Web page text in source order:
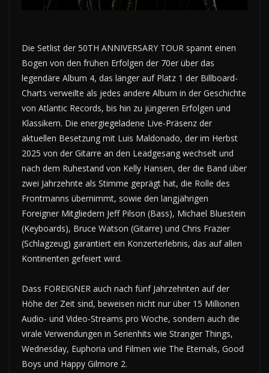
Die Setlist der 50TH ANNIVERSARY TOUR spannt einen
Bogen von den frühen Erfolgen der 70er über das
legendäre Album 4, das länger auf Platz 1 der Billboard-
Charts verweilte als jedes andere Album in der Geschichte
von Atlantic Records, bis hin zu jüngeren Erfolgen und
Klassikern. Die energiegeladene Live-Präsenz der
aktuellen Besetzung mit Luis Maldonado, der im Herbst
2025 von der Gitarre an den Leadgesang wechselt und
nach dem Ruhestand von Kelly Hansen, der die Band über
zwei Jahrzehnte als Stimme geprägt hat, die Rolle des
Frontmanns übernimmt, sowie den langjährigen
Foreigner Mitgliedern Jeff Pilson (Bass), Michael Bluestein
(Keyboards), Bruce Watson (Gitarre) und Chris Frazier
(Schlagzeug) garantiert ein Konzerterlebnis, das auf allen
Kontinenten gefeiert wird.
Dass FOREIGNER auch nach fünf Jahrzehnten auf der
Höhe der Zeit sind, beweisen nicht nur über 15 Millionen
Audio- und Video-Streams pro Woche, sondern auch die
virale Verwendungen in Serienhits wie Stranger Things,
Wednesday, Euphoria und Filmen wie The Eternals, Good
Boys und Happy Gilmore 2.